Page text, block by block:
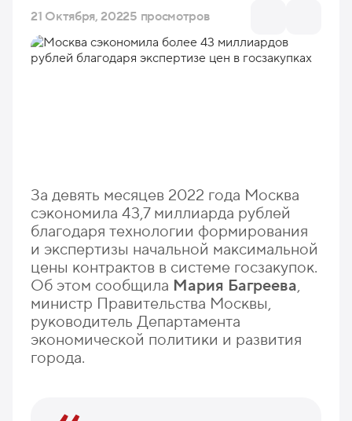
21 Октября, 20225 просмотров
За девять месяцев 2022 года Москва
сэкономила 43,7 миллиарда рублей
благодаря технологии формирования
и экспертизы начальной максимальной
цены контрактов в системе госзакупок.
Об этом сообщила Мария Багреева,
министр Правительства Москвы,
руководитель Департамента
экономической политики и развития
города.